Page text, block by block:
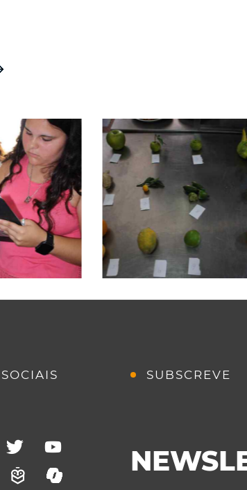
SUBSCREVE